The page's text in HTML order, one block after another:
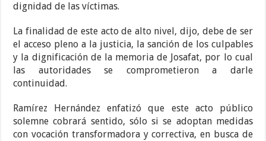
dignidad de las víctimas.
La finalidad de este acto de alto nivel, dijo, debe de ser
el acceso pleno a la justicia, la sanción de los culpables
y la dignificación de la memoria de Josafat, por lo cual
las autoridades se comprometieron a darle
continuidad.
Ramírez Hernández enfatizó que este acto público
solemne cobrará sentido, sólo si se adoptan medidas
con vocación transformadora y correctiva, en busca de